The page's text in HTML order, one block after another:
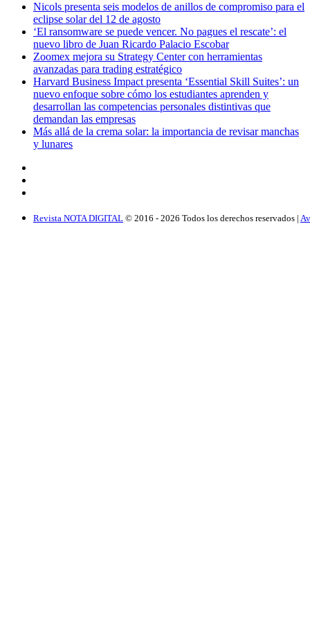
Nicols presenta seis modelos de anillos de compromiso para el
eclipse solar del 12 de agosto
‘El ransomware se puede vencer. No pagues el rescate’: el
nuevo libro de Juan Ricardo Palacio Escobar
Zoomex mejora su Strategy Center con herramientas
avanzadas para trading estratégico
Harvard Business Impact presenta ‘Essential Skill Suites’: un
nuevo enfoque sobre cómo los estudiantes aprenden y
desarrollan las competencias personales distintivas que
demandan las empresas
Más allá de la crema solar: la importancia de revisar manchas
y lunares
Revista NOTA DIGITAL © 2016 - 2026 Todos los derechos reservados |